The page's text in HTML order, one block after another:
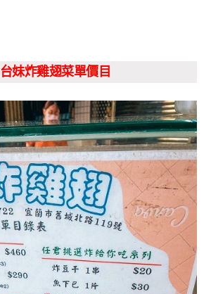
台妹炸雞翅菜單價目